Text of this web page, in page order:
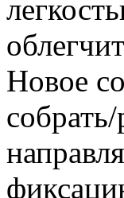
Новое